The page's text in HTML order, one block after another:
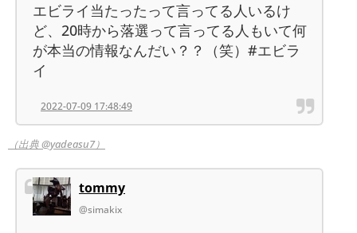
エビライ当たったって言ってる人いるけ
ど、20時から落選って言ってる人もいて何
が本当の情報なんだい？？（笑）#エビラ
イ
2022-07-09 17:48:49
（出典 @yadeasu7）
tommy
@simakix